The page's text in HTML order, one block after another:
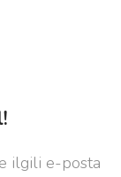
ilgili e-posta